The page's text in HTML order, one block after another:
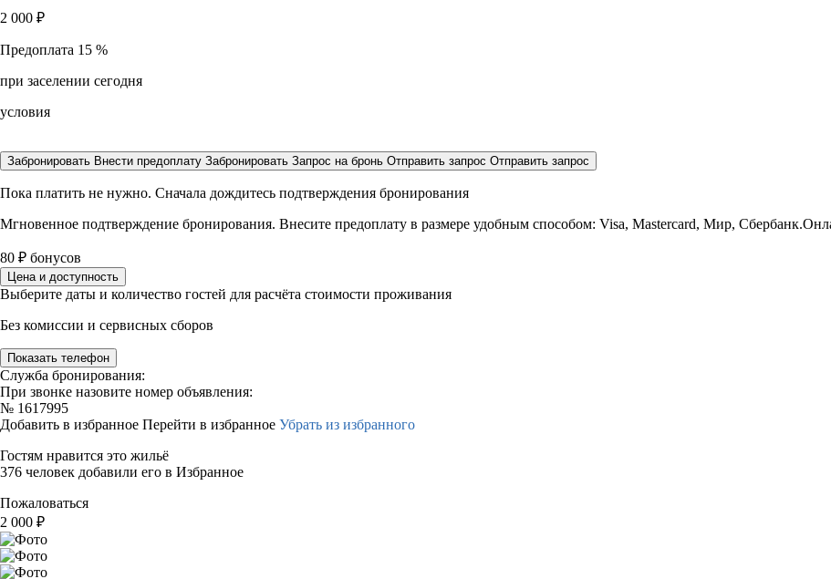
2 000 ₽
Предоплата 15 %
при заселении сегодня
условия
Забронировать Внести предоплату Забронировать Запрос на бронь Отправить запрос Отправить запрос
Пока платить не нужно. Сначала дождитесь подтверждения бронирования
Мгновенное подтверждение бронирования. Внесите предоплату в размере удобным способом: Visa, Mastercard, Мир,
80 ₽ бонусов
Цена и доступность
Выберите даты и количество гостей для расчёта стоимости проживания
Без комиссии и сервисных сборов
Показать телефон
Служба бронирования:
При звонке назовите номер объявления:
№ 1617995
Добавить в избранное Перейти в избранное Убрать из избранного
Гостям нравится это жильё
376 человек добавили его в Избранное
Пожаловаться
2 000 ₽